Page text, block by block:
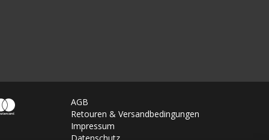
AGB
Retouren & Versandbedingungen
Impressum
Datenschutz